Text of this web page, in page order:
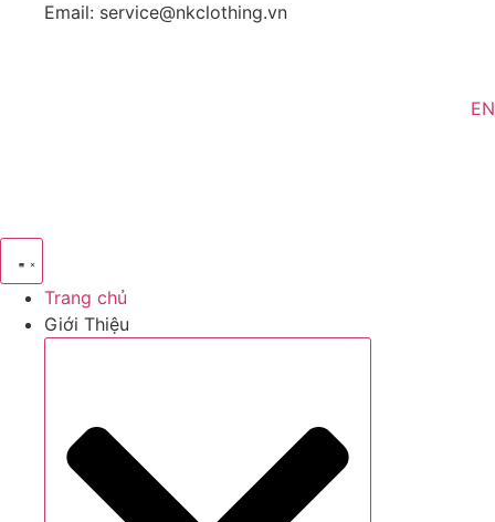
Email: service@nkclothing.vn
EN
Trang chủ
Giới Thiệu